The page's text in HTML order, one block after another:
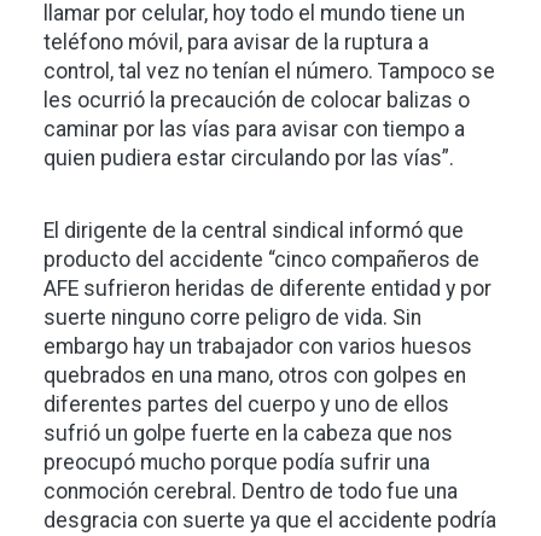
llamar por celular, hoy todo el mundo tiene un
teléfono móvil, para avisar de la ruptura a
control, tal vez no tenían el número. Tampoco se
les ocurrió la precaución de colocar balizas o
caminar por las vías para avisar con tiempo a
quien pudiera estar circulando por las vías”.
El dirigente de la central sindical informó que
producto del accidente “cinco compañeros de
AFE sufrieron heridas de diferente entidad y por
suerte ninguno corre peligro de vida. Sin
embargo hay un trabajador con varios huesos
quebrados en una mano, otros con golpes en
diferentes partes del cuerpo y uno de ellos
sufrió un golpe fuerte en la cabeza que nos
preocupó mucho porque podía sufrir una
conmoción cerebral. Dentro de todo fue una
desgracia con suerte ya que el accidente podría